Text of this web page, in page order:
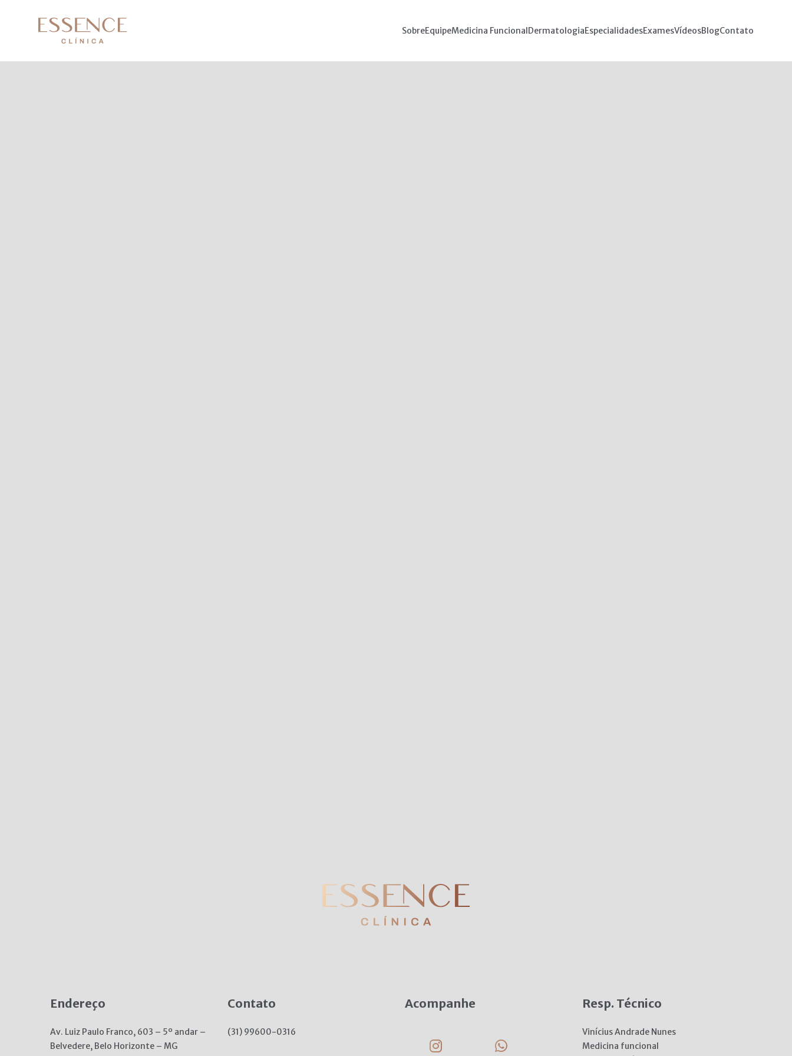
SobreEquipeMedicina FuncionalDermatologiaEspecialidadesExamesVídeosBlogContato
Endereço
Av. Luiz Paulo Franco, 603 – 5º andar –
Belvedere, Belo Horizonte – MG
Contato
(31) 99600-0316
Acompanhe Resp. Técnico
Vinícius Andrade Nunes
Medicina funcional